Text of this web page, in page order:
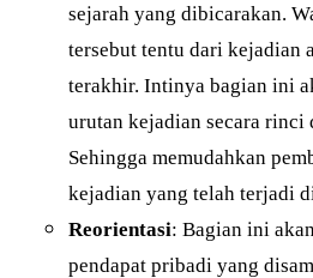
sejarah yang dibicarakan.
tersebut tentu dari kejadian
terakhir. Intinya bagian ini
urutan kejadian secara rinci
Sehingga memudahkan
kejadian yang telah terjadi
Reorientasi: Bagian ini
pendapat pribadi yang